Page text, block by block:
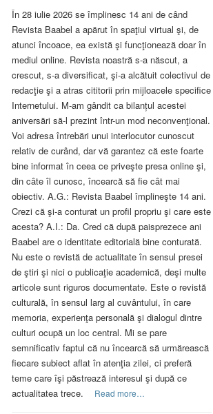
În 28 iulie 2026 se împlinesc 14 ani de când
Revista Baabel a apărut în spaţiul virtual şi, de
atunci încoace, ea există şi funcţionează doar în
mediul online. Revista noastră s-a născut, a
crescut, s-a diversificat, şi-a alcătuit colectivul de
redacţie şi a atras cititorii prin mijloacele specifice
Internetului. M-am gândit ca bilanțul acestei
aniversări să-l prezint într-un mod neconvenţional.
Voi adresa întrebări unui interlocutor cunoscut
relativ de curând, dar vă garantez că este foarte
bine informat în ceea ce priveşte presa online şi,
din câte îl cunosc, încearcă să fie cât mai
obiectiv. A.G.: Revista Baabel împlineşte 14 ani.
Crezi că şi-a conturat un profil propriu şi care este
acesta? A.I.: Da. Cred că după paisprezece ani
Baabel are o identitate editorială bine conturată.
Nu este o revistă de actualitate în sensul presei
de ştiri şi nici o publicaţie academică, deşi multe
articole sunt riguros documentate. Este o revistă
culturală, în sensul larg al cuvântului, în care
memoria, experienţa personală şi dialogul dintre
culturi ocupă un loc central. Mi se pare
semnificativ faptul că nu încearcă să urmărească
fiecare subiect aflat în atenţia zilei, ci preferă
teme care îşi păstrează interesul şi după ce
actualitatea trece.
Read more…